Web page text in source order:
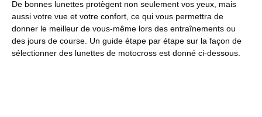
De bonnes lunettes protègent non seulement vos yeux, mais
aussi votre vue et votre confort, ce qui vous permettra de
donner le meilleur de vous-même lors des entraînements ou
des jours de course. Un guide étape par étape sur la façon de
sélectionner des lunettes de motocross est donné ci-dessous.